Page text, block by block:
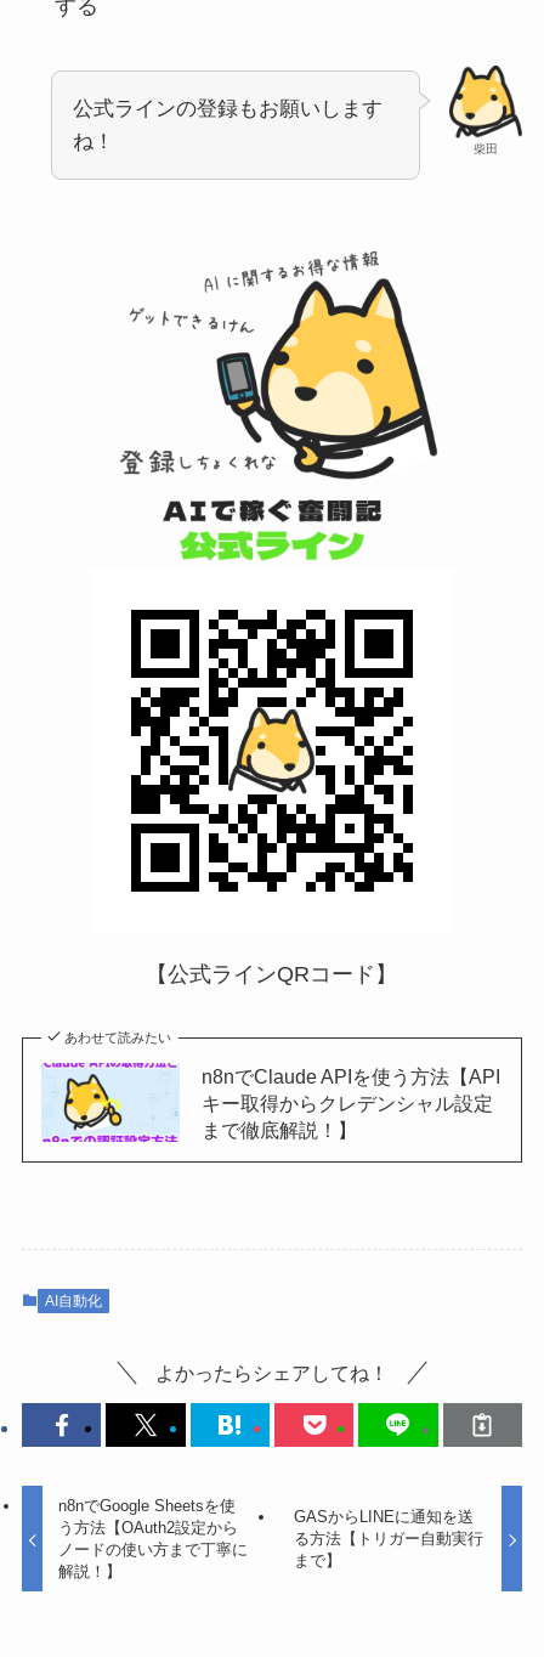
する
柴田
公式ラインの登録もお願いします
ね！
【公式ラインQRコード】
あわせて読みたい
n8nでClaude APIを使う方法【API
キー取得からクレデンシャル設定
まで徹底解説！】
AI自動化
よかったらシェアしてね！
n8nでGoogle Sheetsを使
う方法【OAuth2設定から
ノードの使い方まで丁寧に
解説！】
GASからLINEに通知を送
る方法【トリガー自動実行
まで】